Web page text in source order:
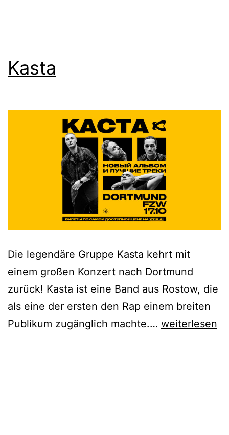
Kasta
Die legendäre Gruppe Kasta kehrt mit
einem großen Konzert nach Dortmund
zurück! Kasta ist eine Band aus Rostow, die
als eine der ersten den Rap einem breiten
Publikum zugänglich machte.… Kasta
weiterlesen